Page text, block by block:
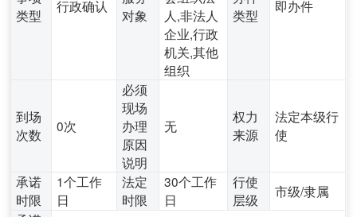
类型
行政确认
对象
人,非法人
企业,行政
机关,其他
组织
类型
即办件
到场
次数
0次
必须
现场
办理
原因
说明
无
权力
来源
法定本级行
使
承诺
时限
1个工作
日
法定
时限
30个工作
日
行使
层级
市级/隶属